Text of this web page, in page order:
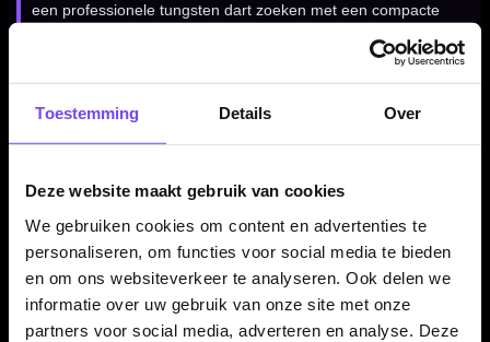
Toestemming Details Over
Deze website maakt gebruik van cookies
We gebruiken cookies om content en advertenties te
personaliseren, om functies voor social media te bieden
en om ons websiteverkeer te analyseren. Ook delen we
informatie over uw gebruik van onze site met onze
partners voor social media, adverteren en analyse. Deze
een professionele tungsten dart zoeken met een compacte
barrel, shark grip en een gecontroleerd gevoel tijdens het
Professionele steeltip dartpijlen
Deze Caliburn Wolfpack W3 dartpijlen zijn uitgevoerd als
Door de combinatie van 90% tungsten, shark grip en het
compacte barrelprofiel is dit een set voor spelers die serieus
met hun materiaal bezig zijn.